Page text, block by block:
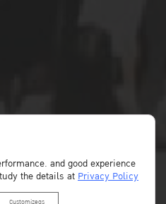
and good experience
the details atPrivacy Policy